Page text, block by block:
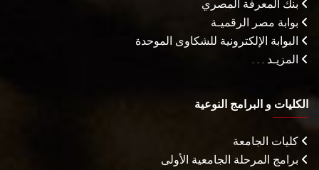
بنك المعرفة المصري
بوابة مصر الرقميـة
البوابة الإلكترونية للشكاوى الموحدة
المزيـد . . .
الكليات و البرامج النوعية
كليات الجامعة
برامج المرحلة الجامعية الأولى